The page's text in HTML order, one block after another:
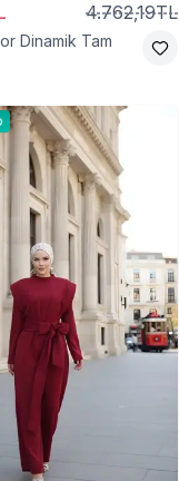
4.762,19TL
Dinamik Tam